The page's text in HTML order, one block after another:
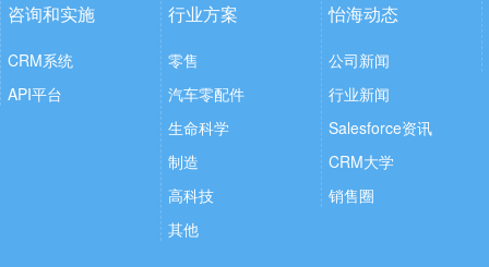
咨询和实施
CRM系统
API平台
行业方案
零售
汽车零配件
生命科学
制造
高科技
其他
怡海动态
公司新闻
行业新闻
Salesforce资讯
CRM大学
销售圈